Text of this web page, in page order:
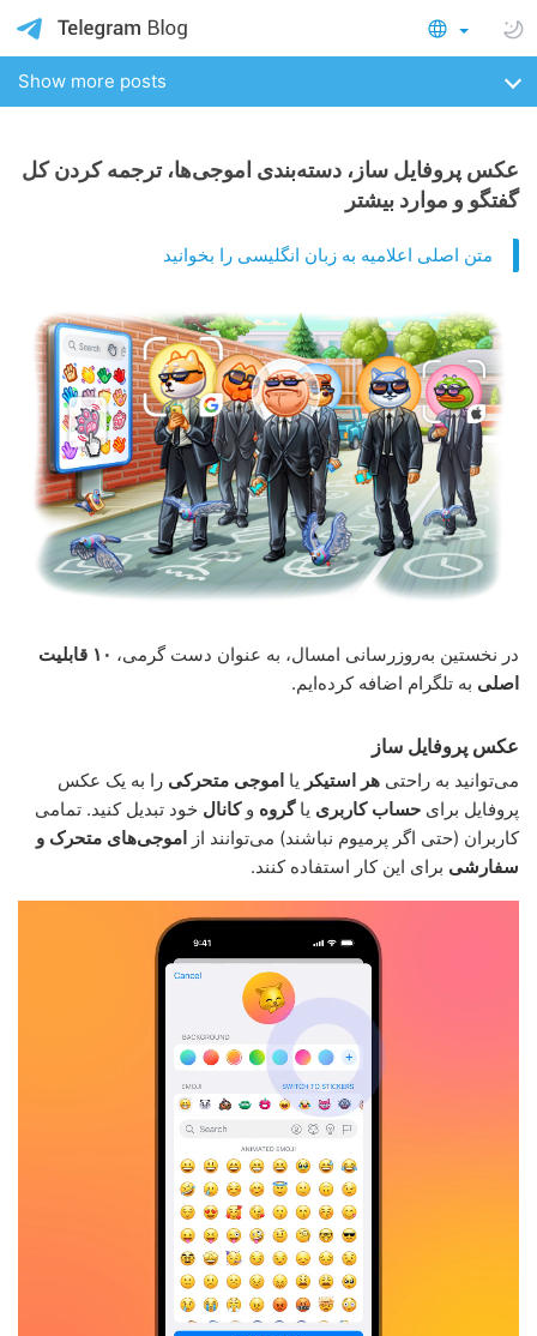
Show more posts
عکس پروفایل ساز، دسته‌بندی اموجی‌ها، ترجمه کردن کل
گفتگو و موارد بیشتر
متن اصلی اعلامیه به زبان انگلیسی را بخوانید
در نخستین به‌روزرسانی امسال، به عنوان دست گرمی،
۱۰ قابلیت
اصلی به تلگرام اضافه کرده‌ایم.
عکس پروفایل ساز
می‌توانید به راحتی هر استیکر یا اموجی متحرکی را به یک عکس
پروفایل برای حساب کاربری یاگروه وکانال خود تبدیل کنید. تمامی
کاربران (حتی اگر پرمیوم نباشند) می‌توانند از اموجی‌های متحرک و
سفارشی برای این کار استفاده کنند.